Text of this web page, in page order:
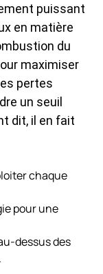
puissant
en matière
du
maximiser
pertes
un seuil
dit, il en fait
chaque
pour une
dessus des